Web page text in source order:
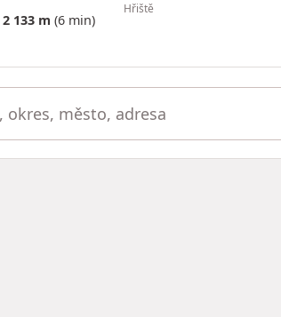
2 133 m (6 min)
Hřiště